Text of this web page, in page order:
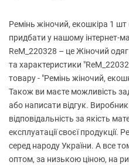
Ремінь жіночий, екошкіра 1
придбати у нашому інтернет-
ReM_220328 – це Жіночий одяг
та характеристики
товару - "Ремінь жіночий,
Також ви маєте можливість
або написати відгук.
відповідальність за якість
експлуатації своєї
серед народу України. А все
оптом, за низькою ціною, на